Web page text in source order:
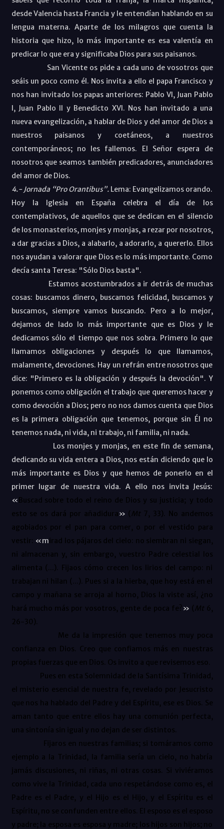
desde Valencia hasta Francia y le entendían hablando en su
lengua materna. Aparte de los milagros que cuenta la
historia que hizo, lo más importante es esa valentía en
predicar lo que era y significaba Dios para sus paisanos.
San Vicente os pide a cada uno de vosotros que
seáis un poco como él. Nos invita a ello el papa Francisco y
nos han invitado los papas anteriores: Pablo VI, Juan Pablo
I, Juan Pablo II y Benedicto XVI. Nos han invitado a una
nueva evangelización, a hablar de Dios y del amor de Dios a
nuestros paisanos y coetáneos, a nuestros
contemporáneos; no les fallemos. El Señor espera de
nosotros que seamos también predicadores, anunciadores
del amor de Dios.
4.- Jornada “Pro Orantibus”. Lema: Evangelizamos orando.
Hoy la Iglesia en España celebra el día de los
contemplativos, de aquellos que se dedican en el silencio
de los monasterios, monjes y monjas, a rezar por nosotros,
a dar gracias a Dios, a alabarlo, a adorarlo, a quererlo. Ellos
nos ayudan a valorar que Dios es lo más importante. Como
decía santa Teresa: "Sólo Dios basta".
Estamos acostumbrados a ir detrás de muchas
cosas: buscamos dinero, buscamos felicidad, buscamos y
buscamos, siempre vamos buscando. Pero a lo mejor,
dejamos de lado lo más importante que es Dios y le
dedicamos sólo el tiempo que nos sobra. Primero lo que
llamamos obligaciones y después lo que llamamos,
malamente, devociones. Hay un refrán entre nosotros que
dice: "Primero es la obligación y después la devoción". Y
ponemos como obligación el trabajo que queremos hacer y
como devoción a Dios; pero no nos damos cuenta que Dios
es la primera obligación que tenemos, porque sin Él no
tenemos nada, ni vida, ni trabajo, ni familia, ni nada.
Los monjes y monjas, en este fin de semana,
dedicando su vida entera a Dios, nos están diciendo que lo
más importante es Dios y que hemos de ponerlo en el
primer lugar de nuestra vida. A ello nos invita Jesús:
«Buscad sobre todo el reino de Dios y su justicia; y todo
esto se os dará por añadidura» (Mt 7, 33). No andemos
agobiados por el pan para comer, o por el vestido para
vestir: «mirad los pájaros del cielo: no siembran ni siegan,
ni almacenan y, sin embargo, vuestro Padre celestial los
alimenta (...). Fijaos cómo crecen los lirios del campo: ni
trabajan ni hilan (...). Pues si a la hierba, que hoy está en el
campo y mañana se arroja al horno, Dios la viste así, ¿no
hará mucho más por vosotros, gente de poca fe? » (Mt 6,
26-30).
Me da la impresión que tenemos muy poca
confianza en Dios. Creo que confiamos más en nuestras
propias fuerzas que en Dios. Os invito a que revisemos eso.
Pues en esta Solemnidad de la Santísima Trinidad,
el misterio esencial de nuestra fe, revelado por Jesucristo
que nos ha hablado del Padre y del Espíritu, ese es Dios. Se
aman tanto que entre ellos hay una comunión perfecta,
una sintonía sin igual y no dejan de ser distintos.
Fijaros en nuestras familias; si tomáramos como
ejemplo a la Trinidad, la familia sería un cielo, no habría
jamás discusiones, ni riñas, ni otras cosas. Si viviéramos
como vive la Trinidad, cada uno respetándose como es, el
Padre es el Padre, y el Hijo es el Hijo, y el Espíritu es el
Espíritu, no se confunden entre ellos. El esposo es el esposo
y padre; la esposa es esposa y madre; los hijos son hijos; no